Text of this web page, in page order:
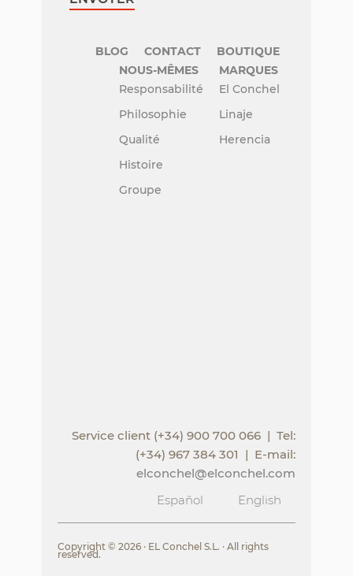
BOUTIQUE
CONTACT
BLOG
MARQUES
El Conchel
Linaje
Herencia
NOUS-MÊMES
Responsabilité
Philosophie
Qualité
Histoire
Groupe
Service client (+34) 900 700 066 | Tel:
(+34) 967 384 301 | E-mail:
elconchel@elconchel.com
Español
English
Copyright © 2026 · EL Conchel S.L. · All rights
reserved.